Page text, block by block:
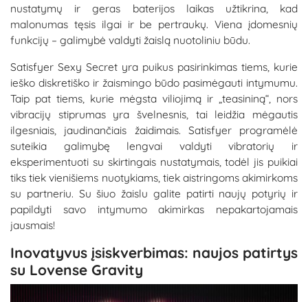
nustatymų ir geras baterijos laikas užtikrina, kad
malonumas tęsis ilgai ir be pertraukų. Viena įdomesnių
funkcijų – galimybė valdyti žaislą nuotoliniu būdu.
Satisfyer Sexy Secret yra puikus pasirinkimas tiems, kurie
ieško diskretiško ir žaismingo būdo pasimėgauti intymumu.
Taip pat tiems, kurie mėgsta viliojimą ir „teasininą“, nors
vibracijų stiprumas yra švelnesnis, tai leidžia mėgautis
ilgesniais, jaudinančiais žaidimais. Satisfyer programėlė
suteikia galimybę lengvai valdyti vibratorių ir
eksperimentuoti su skirtingais nustatymais, todėl jis puikiai
tiks tiek vienišiems nuotykiams, tiek aistringoms akimirkoms
su partneriu. Su šiuo žaislu galite patirti naujų potyrių ir
papildyti savo intymumo akimirkas nepakartojamais
jausmais!
Inovatyvus įsiskverbimas: naujos patirtys
su Lovense Gravity